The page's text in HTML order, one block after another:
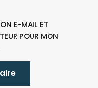
E-MAIL ET
POUR MON